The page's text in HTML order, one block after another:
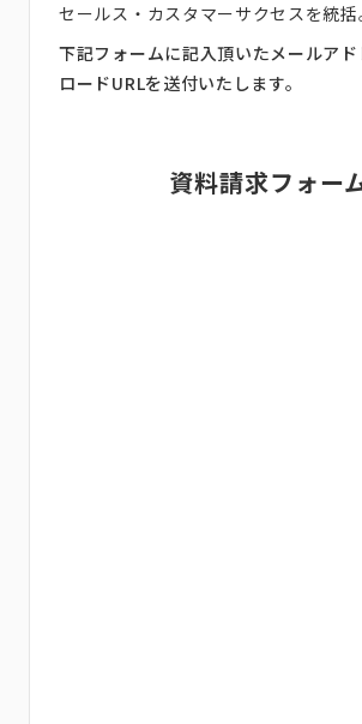
セールス・カスタマーサクセスを統括
下記フォームに記入頂いたメールア
ロードURLを送付いたします。
資料請求フォー